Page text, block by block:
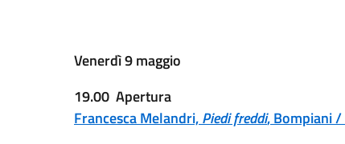
Venerdì 9 maggio
19.00 Apertura
Francesca Melandri,Piedi freddi, Bompiani /